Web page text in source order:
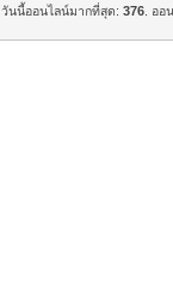
วันนี้ออนไลน์มากที่สุด:376 . อ